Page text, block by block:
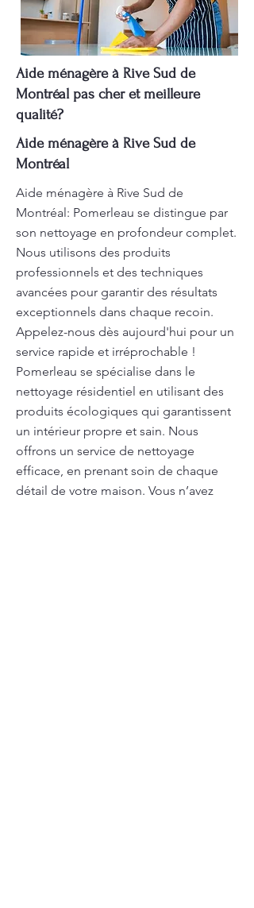
Aide ménagère à Rive Sud de
Montréal pas cher et meilleure
qualité?
Aide ménagère à Rive Sud de
Montréal
Aide ménagère à Rive Sud de
Montréal: Pomerleau se distingue par
son nettoyage en profondeur complet.
Nous utilisons des produits
professionnels et des techniques
avancées pour garantir des résultats
exceptionnels dans chaque recoin.
Appelez-nous dès aujourd'hui pour un
service rapide et irréprochable !
Pomerleau se spécialise dans le
nettoyage résidentiel en utilisant des
produits écologiques qui garantissent
un intérieur propre et sain. Nous
offrons un service de nettoyage
efficace, en prenant soin de chaque
détail de votre maison. Vous n’avez